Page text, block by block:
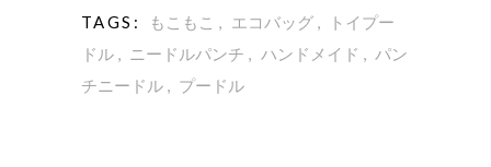
TAGS:
もこもこ , エコバッグ ,
トイプー
ドル , ニードルパンチ , ハンドメイド , パン
チニードル , プードル